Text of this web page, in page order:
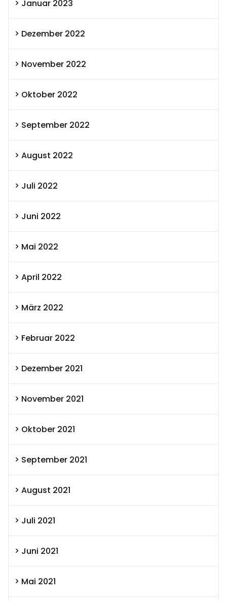
Januar 2023
Dezember 2022
November 2022
Oktober 2022
September 2022
August 2022
Juli 2022
Juni 2022
Mai 2022
April 2022
März 2022
Februar 2022
Dezember 2021
November 2021
Oktober 2021
September 2021
August 2021
Juli 2021
Juni 2021
Mai 2021